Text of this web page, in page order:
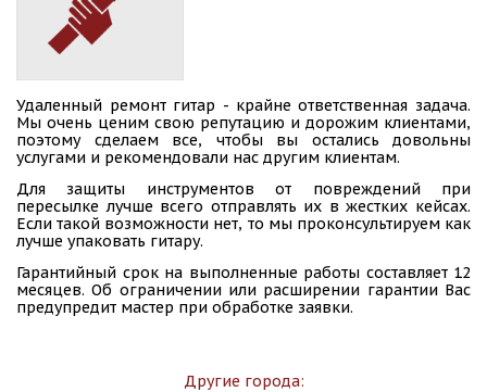
СДЭК
Зеленоград, пл. Крюковская, 1А
(495) 128-95-59
Мытищи, ул. Советская, 1А
(495) 128-95-59
Зеленоград, Площадь Юности, 3
(495) 128-95-59
СДЭК
Мытищи, ул. Трудовая, 22
(495) 128-95-59
Удаленный ремонт гитар - крайне ответственная задача.
Мы очень ценим свою репутацию и дорожим клиентами,
поэтому сделаем все, чтобы вы остались довольны
услугами и рекомендовали нас другим клиентам.
Для защиты инструментов от повреждений при
пересылке лучше всего отправлять их в жестких кейсах.
Если такой возможности нет, то мы проконсультируем как
лучше упаковать гитару.
Гарантийный срок на выполненные работы составляет 12
месяцев. Об ограничении или расширении гарантии Вас
предупредит мастер при обработке заявки.
Другие города: